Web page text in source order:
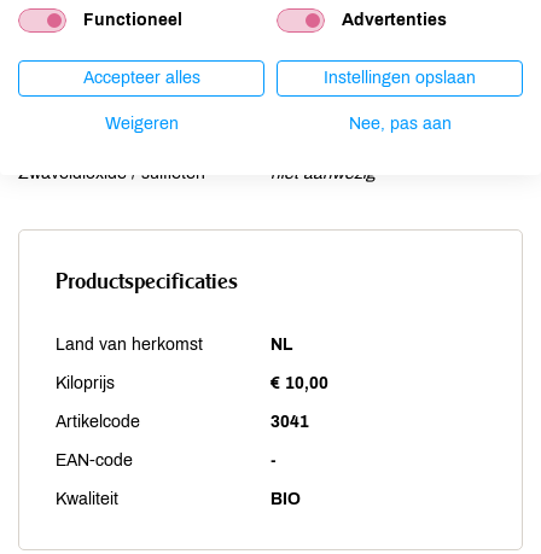
Selderij
niet aanwezig
niet aanwezig
Zwaveldioxide / sulfieten
niet aanwezig
Productspecificaties
Land van herkomst NL
Kiloprijs € 10,00
Artikelcode 3041
EAN-code -
Kwaliteit BIO
Functioneel Advertenties
Accepteer alles Instellingen opslaan
Weigeren Nee, pas aan